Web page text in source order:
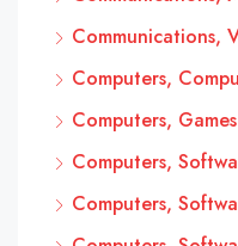
Communications,
Computers,
Computers, Games
Computers,
Computers,